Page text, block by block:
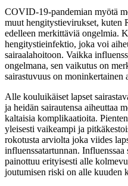
COVID-19-pandemian myötä
muut hengitystievirukset, kuten
edelleen merkittäviä ongelmia.
hengitystieinfektio, joka voi
sairaalahoitoon. Vaikka
ongelmana, sen vaikutus on
sairastuvuus on moninkertainen
Alle kouluikäiset lapset
ja heidän sairautensa aiheuttaa
kaltaisia komplikaatioita.
yleisesti vaikeampi ja
rokotusta arviolta joka viides
influenssatartunnan.
painottuu erityisesti alle
joutumisen riski on alle kuuden